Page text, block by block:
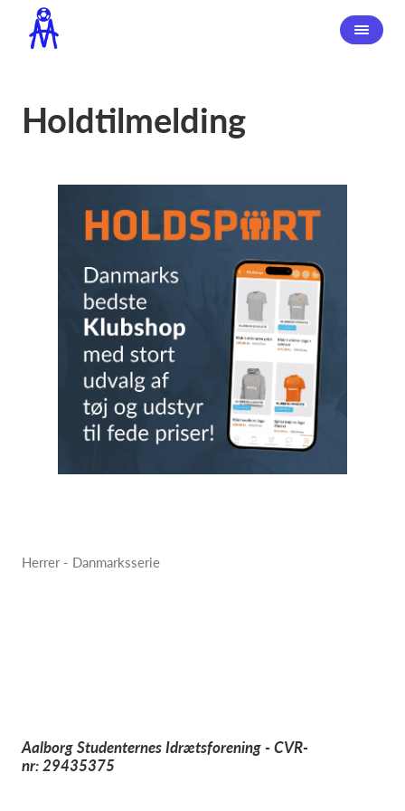
Holdtilmelding
Herrer - Danmarksserie
Aalborg Studenternes Idrætsforening - CVR-
nr: 29435375